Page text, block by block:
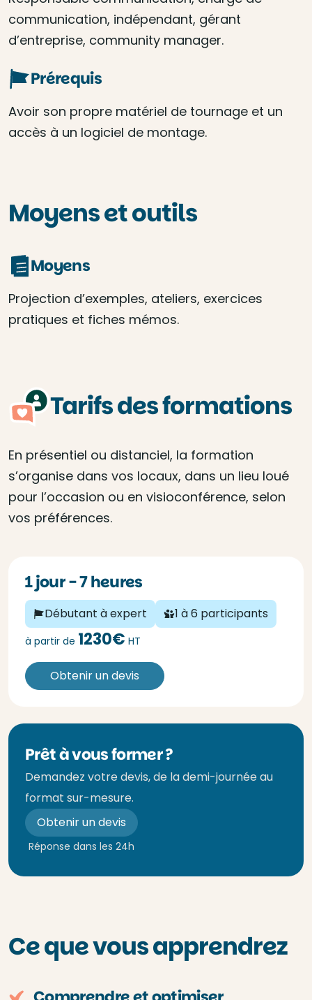
communication, indépendant, gérant
d’entreprise, community manager.
Prérequis
Avoir son propre matériel de tournage et un
accès à un logiciel de montage.
Moyens et outils
Moyens
Projection d’exemples, ateliers, exercices
pratiques et fiches mémos.
Tarifs des formations
En présentiel ou distanciel, la formation
s’organise dans vos locaux, dans un lieu loué
pour l’occasion ou en visioconférence, selon
vos préférences.
1 jour - 7 heures
Débutant à expert 1 à 6 participants
à partir de 1230€ HT
Obtenir un devis
Prêt à vous former ?
Demandez votre devis, de la demi-journée au
format sur-mesure.
Obtenir un devis
Réponse dans les 24h
Ce que vous apprendrez